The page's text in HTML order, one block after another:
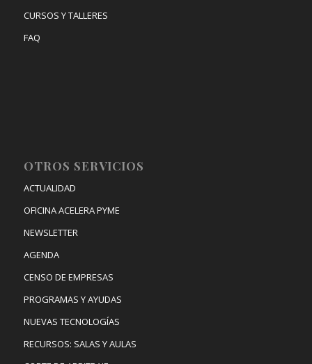
CURSOS Y TALLERES
FAQ
OTROS SERVICIOS
ACTUALIDAD
OFICINA ACELERA PYME
NEWSLETTER
AGENDA
CENSO DE EMPRESAS
PROGRAMAS Y AYUDAS
NUEVAS TECNOLOGÍAS
RECURSOS: SALAS Y AULAS